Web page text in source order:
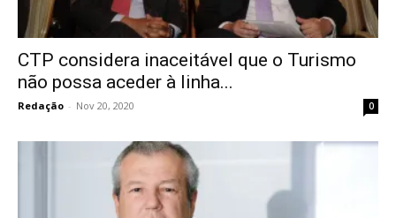
CTP considera inaceitável que o Turismo
não possa aceder à linha...
Redação - Nov 20, 2020 0